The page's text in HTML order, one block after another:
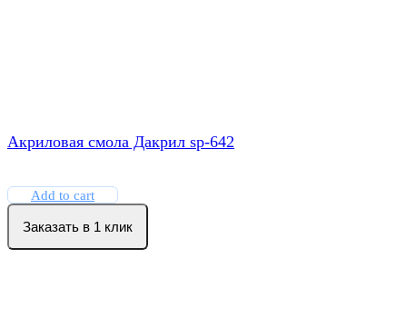
Акриловая смола Дакрил sp-642
Add to cart
Заказать в 1 клик